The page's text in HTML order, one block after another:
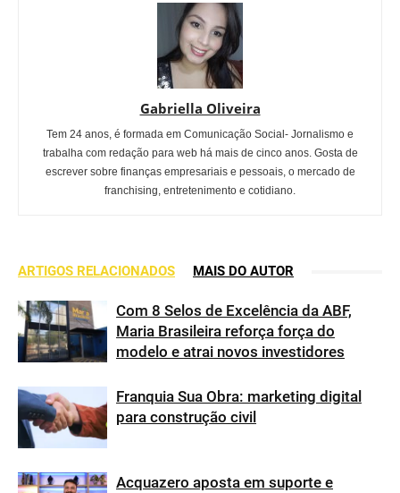
Gabriella Oliveira
Tem 24 anos, é formada em Comunicação Social- Jornalismo e
trabalha com redação para web há mais de cinco anos. Gosta de
escrever sobre finanças empresariais e pessoais, o mercado de
franchising, entretenimento e cotidiano.
ARTIGOS RELACIONADOS MAIS DO AUTOR
Com 8 Selos de Excelência da ABF,
Maria Brasileira reforça força do
modelo e atrai novos investidores
Franquia Sua Obra: marketing digital
para construção civil
Acquazero aposta em suporte e